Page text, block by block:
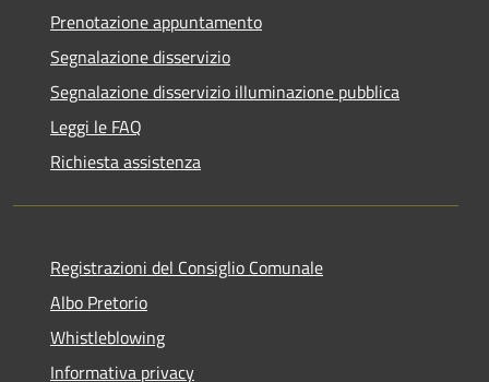
Prenotazione appuntamento
Segnalazione disservizio
Segnalazione disservizio illuminazione pubblica
Leggi le FAQ
Richiesta assistenza
Registrazioni del Consiglio Comunale
Albo Pretorio
Whistleblowing
Informativa privacy